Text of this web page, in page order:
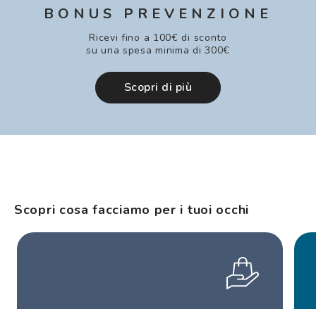
BONUS PREVENZIONE
Ricevi fino a 100€ di sconto
su una spesa minima di 300€
Scopri di più
Scopri cosa facciamo per i tuoi occhi